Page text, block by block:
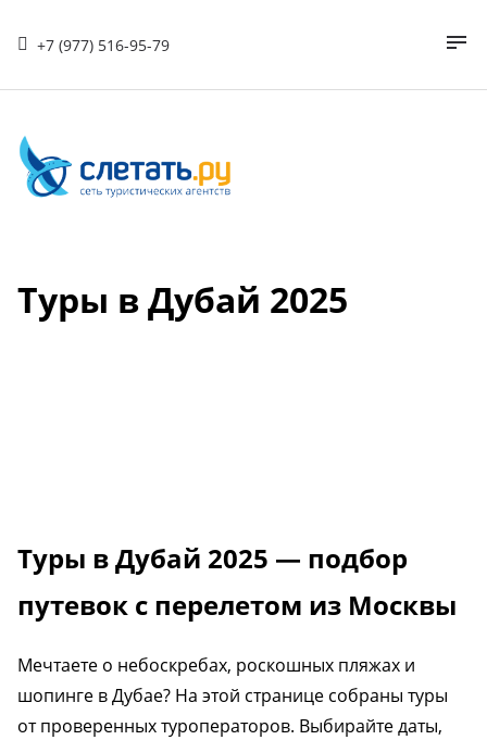
+7 (977) 516-95-79
Туры в Дубай 2025
Туры в Дубай 2025 — подбор
путевок с перелетом из Москвы
Мечтаете о небоскребах, роскошных пляжах и
шопинге в Дубае? На этой странице собраны туры
от проверенных туроператоров. Выбирайте даты,